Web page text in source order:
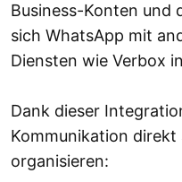
Business-Konten und
sich WhatsApp mit
Diensten wie Verbox
Dank dieser
Kommunikation direkt
organisieren: